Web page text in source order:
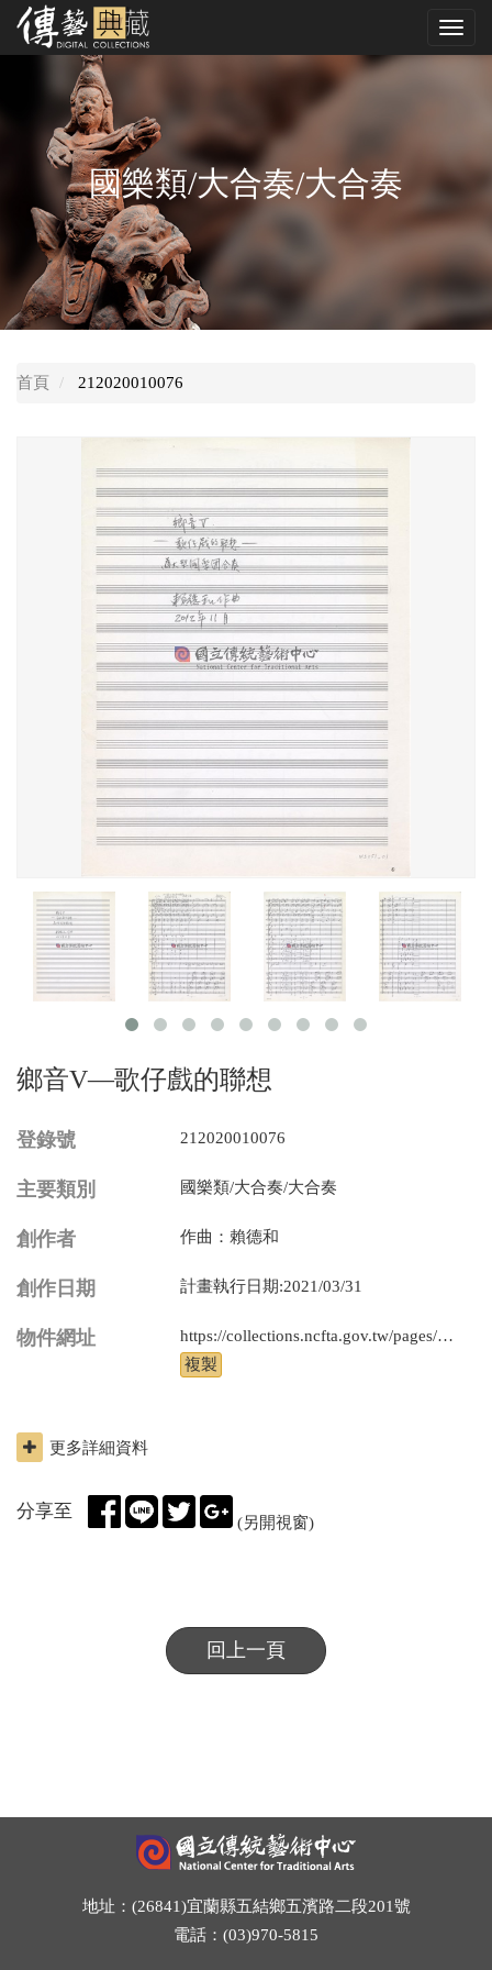
中
國樂類/大合奏/大合奏
首頁 212020010076
鄉音V—歌仔戲的聯想
登錄號 212020010076
主要類別 國樂類/大合奏/大合奏
創作者 作曲：賴德和
創作日期 計畫執行日期:2021/03/31
物件網址 https://collections.ncfta.gov.tw/pages/product/view.aspx?id=212020010076
更多詳細資料
分享至
(另開視窗)
回上一頁
地址：(26841)宜蘭縣五結鄉五濱路二段201號
電話：(03)970-5815